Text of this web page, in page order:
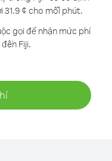
31.9 ¢ cho mỗi phút.
gọi để nhận mức phí
Fiji.